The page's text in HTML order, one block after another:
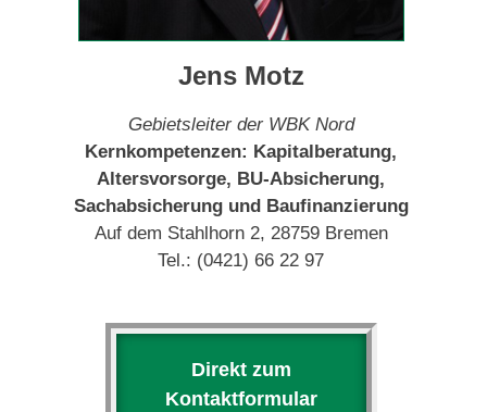
Jens Motz
Gebietsleiter der WBK Nord
Kernkompetenzen: Kapitalberatung,
Altersvorsorge, BU-Absicherung,
Sachabsicherung und Baufinanzierung
Auf dem Stahlhorn 2, 28759 Bremen
Tel.: (0421) 66 22 97
Direkt zum
Kontaktformular